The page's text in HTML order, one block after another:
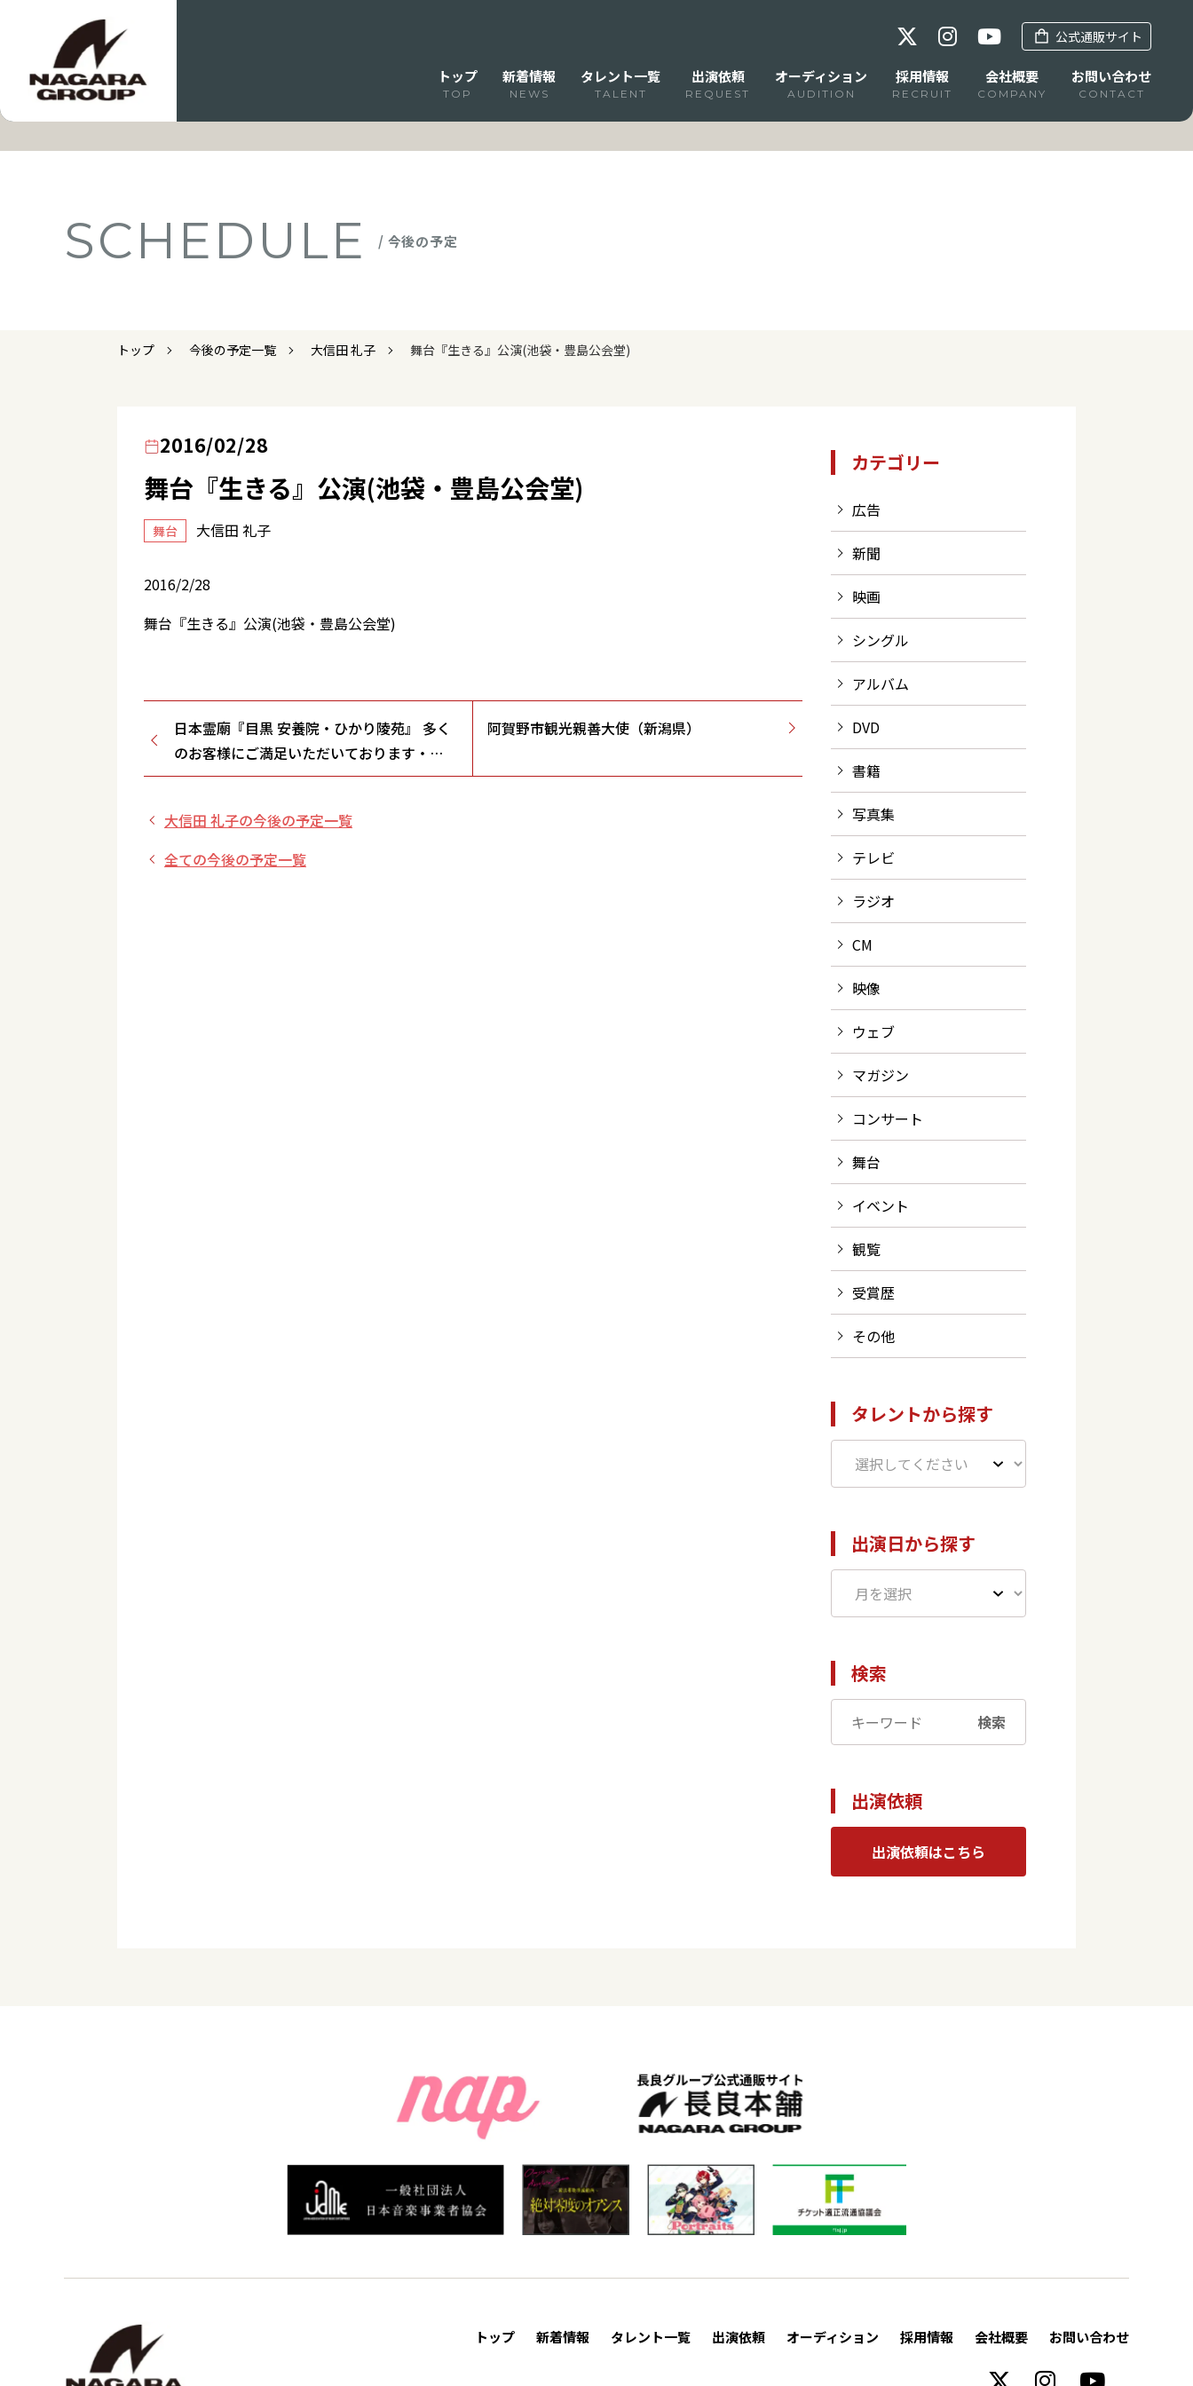
公式通販サイト
トップ
TOP
新着情報
NEWS
タレント一覧
TALENT
出演依頼
REQUEST
オーディション
AUDITION
採用情報
RECRUIT
会社概要
COMPANY
お問い合わせ
CONTACT
SCHEDULE / 今後の予定
トップ 今後の予定一覧 大信田 礼子 舞台『生きる』公演(池袋・豊島公会堂)
2016/02/28
舞台『生きる』公演(池袋・豊島公会堂)
舞台 大信田 礼子
2016/2/28
舞台『生きる』公演(池袋・豊島公会堂)
日本霊廟『目黒 安養院・ひかり陵苑』 多く
のお客様にご満足いただいております・
FD(歌+カナ)
阿賀野市観光親善大使（新潟県）
大信田 礼子の今後の予定一覧
全ての今後の予定一覧
カテゴリー
広告
新聞
映画
シングル
アルバム
DVD
書籍
写真集
テレビ
ラジオ
CM
映像
ウェブ
マガジン
コンサート
舞台
イベント
観覧
受賞歴
その他
タレントから探す
出演日から探す
検索
検索
出演依頼
出演依頼はこちら
トップ 新着情報 タレント一覧 出演依頼 オーディション 採用情報 会社概要 お問い合わせ